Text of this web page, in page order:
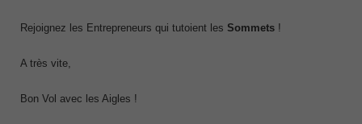
Rejoignez les Entrepreneurs qui tutoient les Sommets !
A très vite,
Bon Vol avec les Aigles !